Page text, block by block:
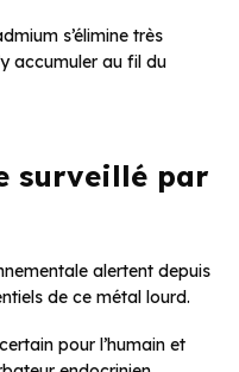
s’élimine très
accumuler au fil du
surveillé par
alertent depuis
de ce métal lourd.
pour l’humain et